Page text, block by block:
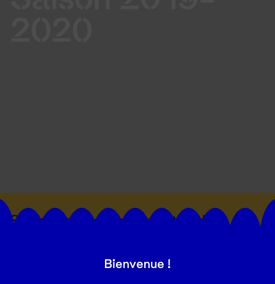
Suivez toutes les actualités du
Bienvenue !